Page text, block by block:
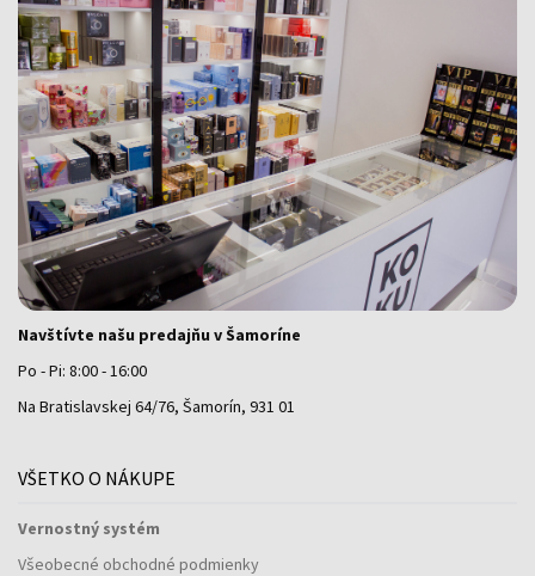
Navštívte našu predajňu v Šamoríne
Po - Pi: 8:00 - 16:00
Na Bratislavskej 64/76, Šamorín, 931 01
VŠETKO O NÁKUPE
Vernostný systém
Všeobecné obchodné podmienky